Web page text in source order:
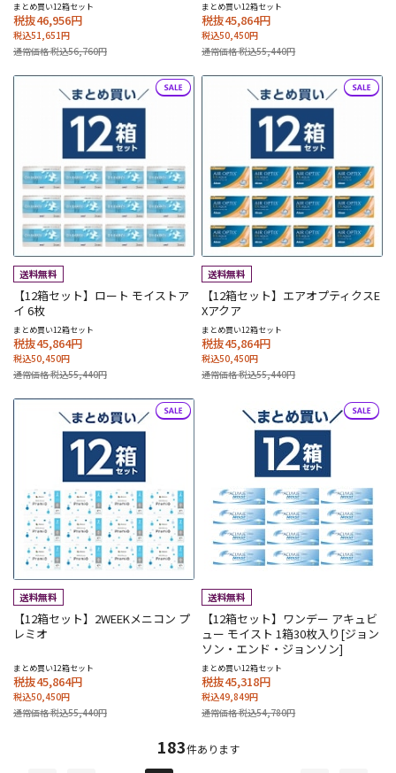
まとめ買い12箱セット
税抜46,956円
税込51,651円
通常価格 税込56,760円
まとめ買い12箱セット
税抜45,864円
税込50,450円
通常価格 税込55,440円
【12箱セット】ロート モイストア
イ 6枚
まとめ買い12箱セット
税抜45,864円
税込50,450円
通常価格 税込55,440円
【12箱セット】エアオプティクスE
Xアクア
まとめ買い12箱セット
税抜45,864円
税込50,450円
通常価格 税込55,440円
【12箱セット】2WEEKメニコン プ
レミオ
まとめ買い12箱セット
税抜45,864円
税込50,450円
通常価格 税込55,440円
【12箱セット】ワンデー アキュビ
ュー モイスト 1箱30枚入り[ジョン
ソン・エンド・ジョンソン]
まとめ買い12箱セット
税抜45,318円
税込49,849円
通常価格 税込54,780円
183件あります